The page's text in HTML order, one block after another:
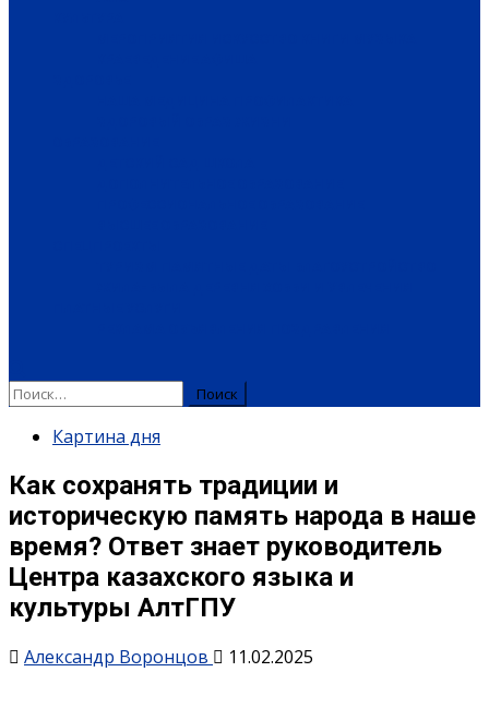
Найти:
Картина дня
Как сохранять традиции и
историческую память народа в наше
время? Ответ знает руководитель
Центра казахского языка и
культуры АлтГПУ
Александр Воронцов 11.02.2025